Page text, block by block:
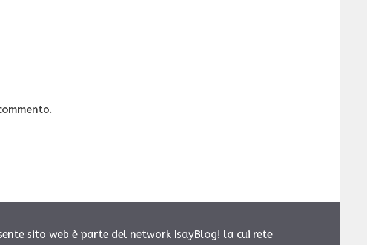
sito web è parte del network IsayBlog! la cui rete